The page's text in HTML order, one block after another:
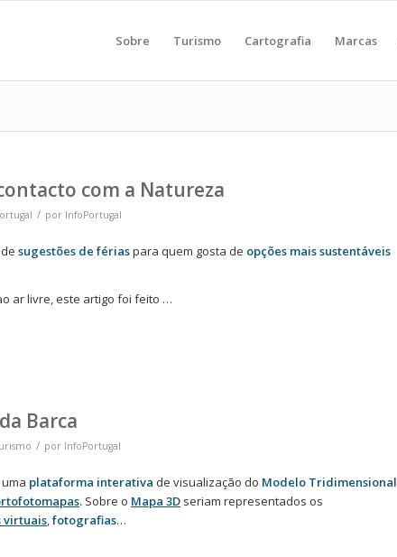
Sobre Turismo Cartografia Marcas
com a Natureza
/ por InfoPortugal
sugestões de fériaspara quem gosta de opções mais sustentáveis
ar livre, este artigo foi feito …
Barca
/ por InfoPortugal
plataforma interativa de visualização do Modelo Tridimensional
. Sobre o Mapa 3D seriam representados os
virtuais,fotografias…